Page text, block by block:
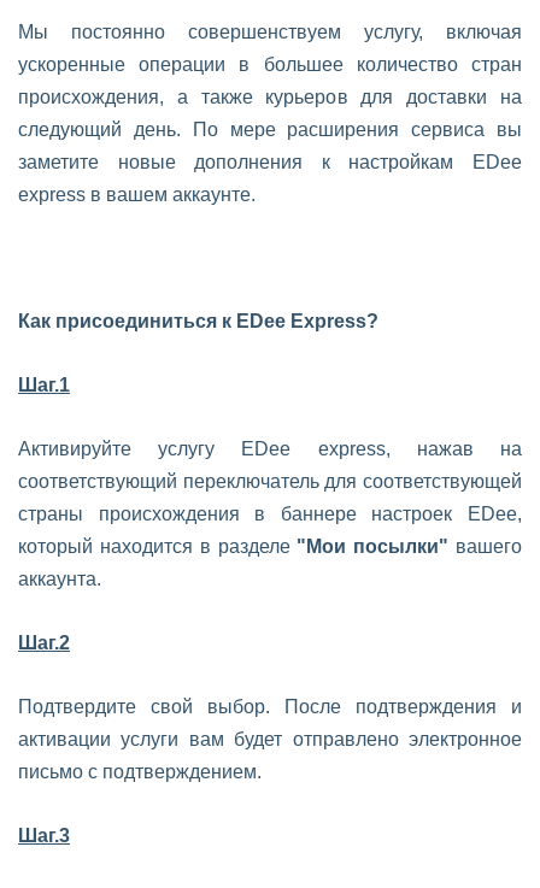
Мы постоянно совершенствуем услугу, включая
ускоренные операции в большее количество стран
происхождения, а также курьеров для доставки на
следующий день. По мере расширения сервиса вы
заметите новые дополнения к настройкам EDee
express в вашем аккаунте.
Как присоединиться к EDee Express?
Шаг.1
Активируйте услугу EDee express, нажав на
соответствующий переключатель для соответствующей
страны происхождения в баннере настроек EDee,
который находится в разделе "Мои посылки" вашего
аккаунта.
Шаг.2
Подтвердите свой выбор. После подтверждения и
активации услуги вам будет отправлено электронное
письмо с подтверждением.
Шаг.3